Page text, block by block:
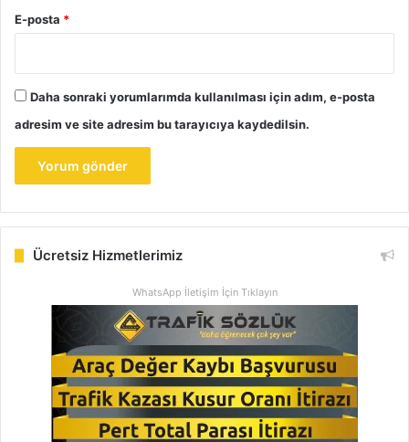
E-posta *
Daha sonraki yorumlarımda kullanılması için adım, e-posta
adresim ve site adresim bu tarayıcıya kaydedilsin.
Ücretsiz Hizmetlerimiz
WhatsApp İletişim İçin Tıklayın